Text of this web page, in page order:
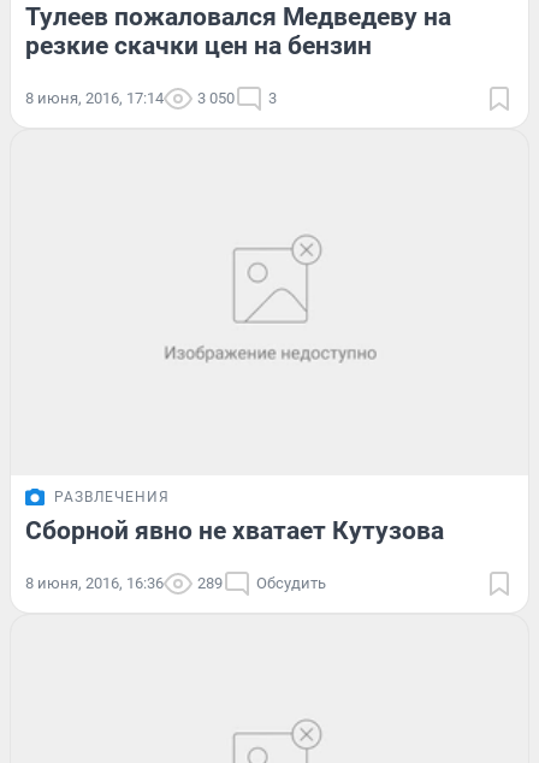
Тулеев пожаловался Медведеву на
резкие скачки цен на бензин
8 июня, 2016, 17:14 3 050 3
РАЗВЛЕЧЕНИЯ
Сборной явно не хватает Кутузова
8 июня, 2016, 16:36 289 Обсудить